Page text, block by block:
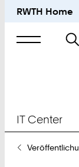
RWTH Home
nach
IT Center
Sie